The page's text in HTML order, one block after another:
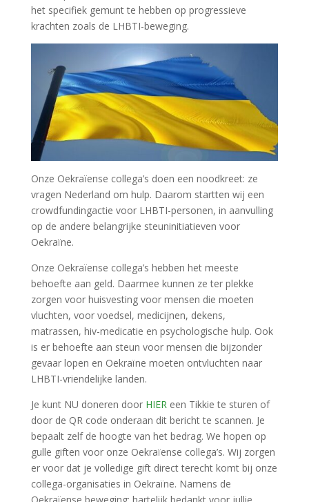
het specifiek gemunt te hebben op progressieve
krachten zoals de LHBTI-beweging.
Onze Oekraïense collega’s doen een noodkreet: ze
vragen Nederland om hulp. Daarom startten wij een
crowdfundingactie voor LHBTI-personen, in aanvulling
op de andere belangrijke steuninitiatieven voor
Oekraïne.
Onze Oekraïense collega’s hebben het meeste
behoefte aan geld. Daarmee kunnen ze ter plekke
zorgen voor huisvesting voor mensen die moeten
vluchten, voor voedsel, medicijnen, dekens,
matrassen, hiv-medicatie en psychologische hulp. Ook
is er behoefte aan steun voor mensen die bijzonder
gevaar lopen en Oekraïne moeten ontvluchten naar
LHBTI-vriendelijke landen.
Je kunt NU doneren door HIEReen Tikkie te sturen of
door de QR code onderaan dit bericht te scannen. Je
bepaalt zelf de hoogte van het bedrag. We hopen op
gulle giften voor onze Oekraïense collega’s. Wij zorgen
er voor dat je volledige gift direct terecht komt bij onze
collega-organisaties in Oekraïne. Namens de